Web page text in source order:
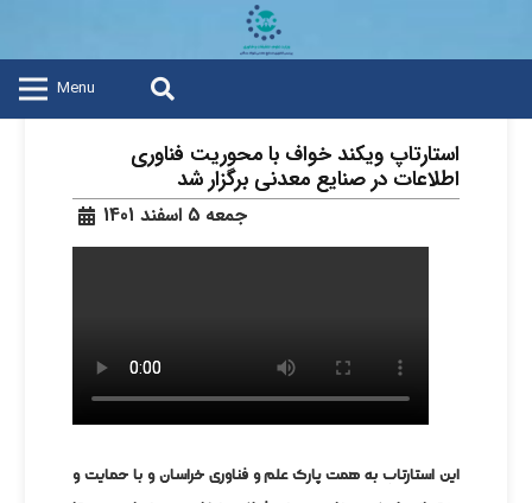
Menu
استارتاپ ویکند خواف با محوریت فناوری
اطلاعات در صنایع معدنی برگزار شد
جمعه 5 اسفند 1401
این استارتاپ به همت پارک علم و فناوری خراسان و با حمایت و